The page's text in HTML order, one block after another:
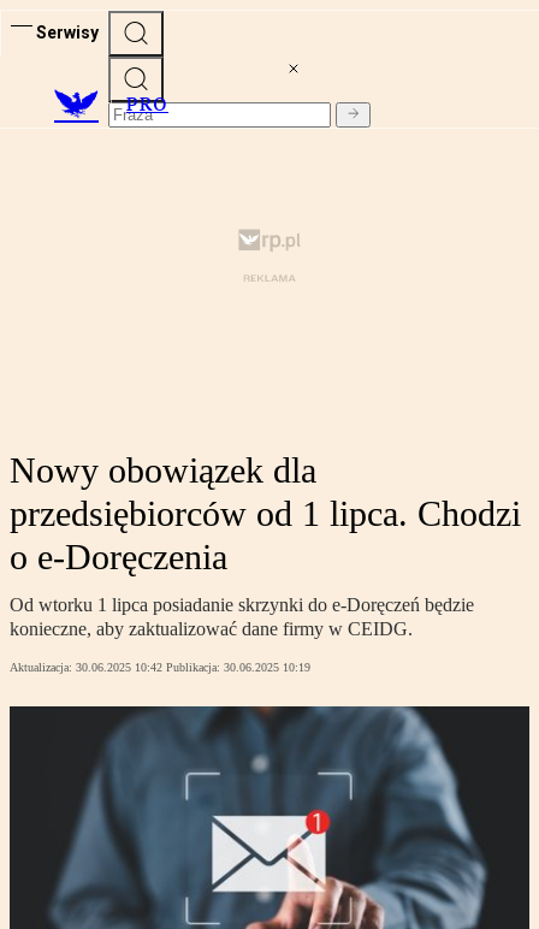
Serwisy
PRO
Nowy obowiązek dla
przedsiębiorców od 1 lipca. Chodzi
o e-Doręczenia
Od wtorku 1 lipca posiadanie skrzynki do e-Doręczeń będzie
konieczne, aby zaktualizować dane firmy w CEIDG.
Aktualizacja: 30.06.2025 10:42 Publikacja: 30.06.2025 10:19